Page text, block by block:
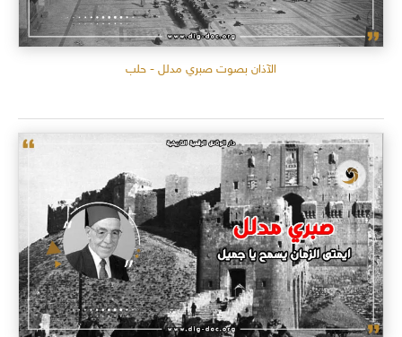
الآذان بصوت صبري مدلل - حلب